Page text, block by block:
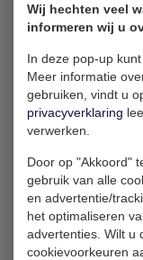
Omschrijving
Deze
tegemoet te
logistiek en
Met een lengte
containers
voor uw
Wij hechten veel
informeren wij u
In deze pop-up
Meer informatie
gebruiken, vindt u
privacyverklaring
verwerken.
Door op "Akkoord"
gebruik van alle
en advertentie/
het optimaliseren
advertenties. Wilt u
cookievoorkeuren